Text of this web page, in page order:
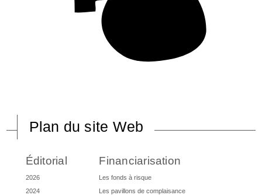
Plan du site Web
Éditorial
2026
2024
Financiarisation
Les fonds à risque
Les pavillons de complaisance